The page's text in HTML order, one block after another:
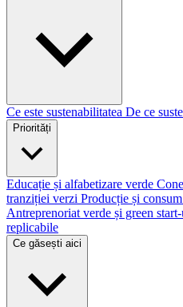
Ce este sustenabilitatea De ce
Priorități
Educație și alfabetizare verde
tranziției verzi Producție și
Antreprenoriat verde și green
replicabile
Ce găsești aici